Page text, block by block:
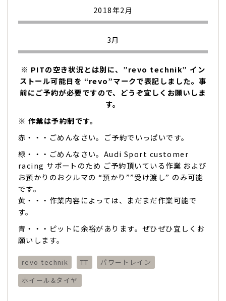
2018年2月
3月
※ PITの空き状況とは別に、”revo technik” イン
ストール可能日を “revo”マークで表記しました。事
前にご予約が必要ですので、どうぞ宜しくお願いしま
す。
※ 作業は予約制です。
赤・・・ごめんなさい。ご予約でいっぱいです。
緑・・・ごめんなさい。Audi Sport customer
racing サポートのため ご予約頂いている作業 および
お預かりのおクルマの “預かり””受け渡し” のみ可能
です。
黄・・・作業内容によっては、まだまだ作業可能で
す。
青・・・ピットに余裕があります。ぜひぜひ宜しくお
願いします。
revo technik TT
パワートレイン
ホイール&タイヤ